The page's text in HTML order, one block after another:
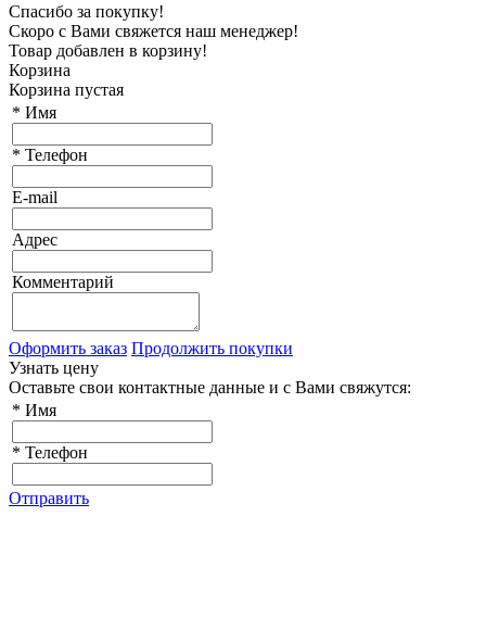
Спасибо за покупку!
Скоро с Вами свяжется наш менеджер!
Товар добавлен в корзину!
Корзина
Корзина пустая
* Имя
* Телефон
E-mail
Адрес
Комментарий
Оформить заказ Продолжить покупки
Узнать цену
Оставьте свои контактные данные и с Вами свяжутся:
* Имя
* Телефон
Отправить